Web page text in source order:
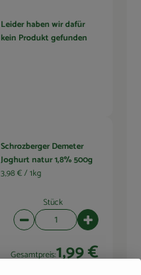
Leider haben wir dafür
kein Produkt gefunden
Schrozberger Demeter
Joghurt natur 1,8% 500g
3,98 € /1kg
Stück
Artikelanzahl verringern
Gesamtpreis:1,99 €